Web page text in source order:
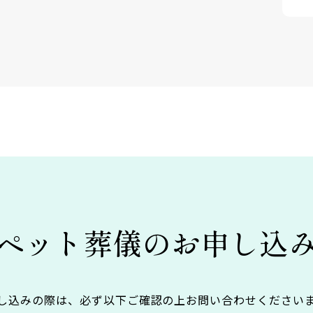
ット葬儀のお申し込
込みの際は、必ず以下ご確認の上お問い合わせくださいま